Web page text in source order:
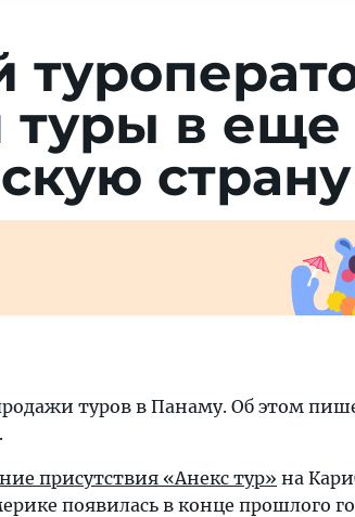
в еще
страну
туров в Панаму. Об этом
присутствия «Анекс тур» на
появилась в конце прошлого